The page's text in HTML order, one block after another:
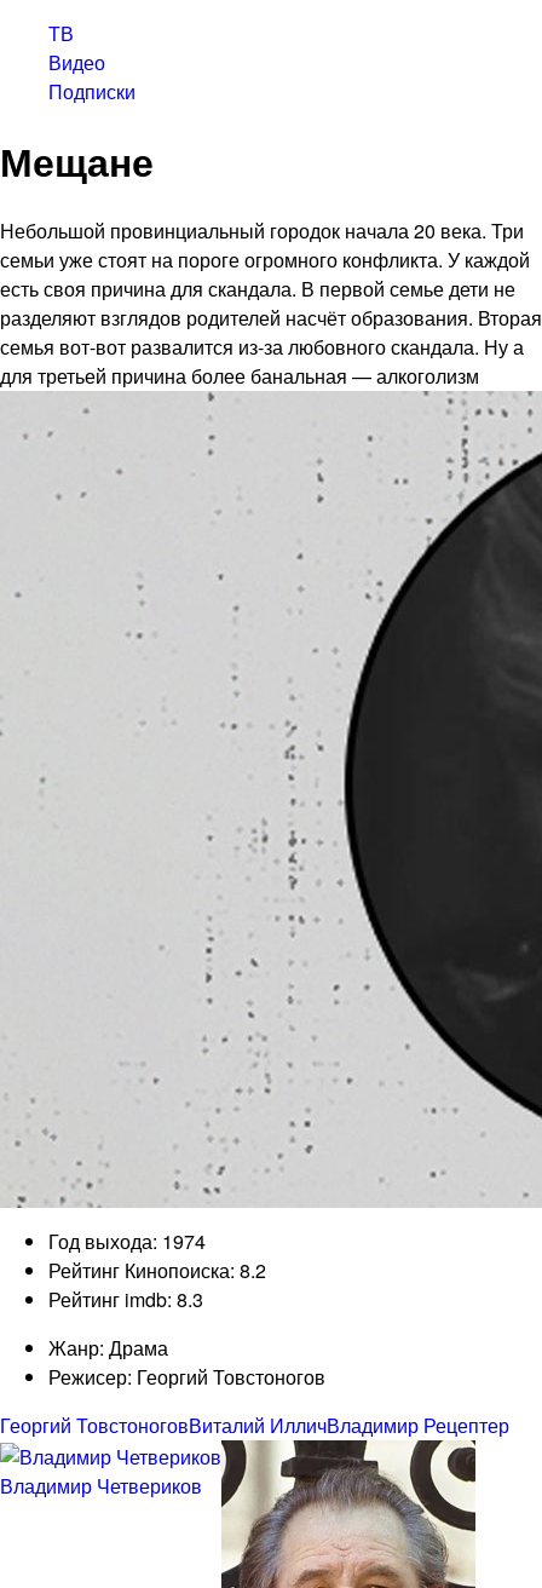
ТВ
Видео
Подписки
Мещане
Небольшой провинциальный городок начала 20 века. Три
семьи уже стоят на пороге огромного конфликта. У каждой
есть своя причина для скандала. В первой семье дети не
разделяют взглядов родителей насчёт образования. Вторая
семья вот-вот развалится из-за любовного скандала. Ну а
для третьей причина более банальная — алкоголизм
Год выхода: 1974
Рейтинг Кинопоиска: 8.2
Рейтинг imdb: 8.3
Жанр: Драма
Режисер: Георгий Товстоногов
Георгий ТовстоноговВиталий ИлличВладимир Рецептер
Владимир Четвериков